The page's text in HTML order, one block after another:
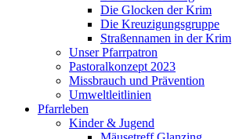
Die Glocken der Krim
Die Kreuzigungsgruppe
Straßennamen in der Krim
Unser Pfarrpatron
Pastoralkonzept 2023
Missbrauch und Prävention
Umweltleitlinien
Pfarrleben
Kinder & Jugend